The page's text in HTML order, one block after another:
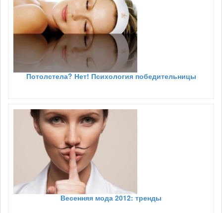
Потолстела? Нет! Психология победительницы
Весенняя мода 2012: тренды